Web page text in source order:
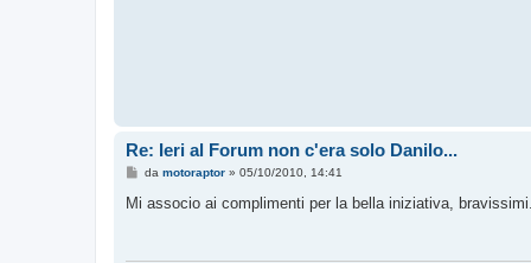
Re: Ieri al Forum non c'era solo Danilo...
M
s
da motoraptor» 05/10/2010, 14:41
Mi associo ai complimenti per la bella iniziativa,